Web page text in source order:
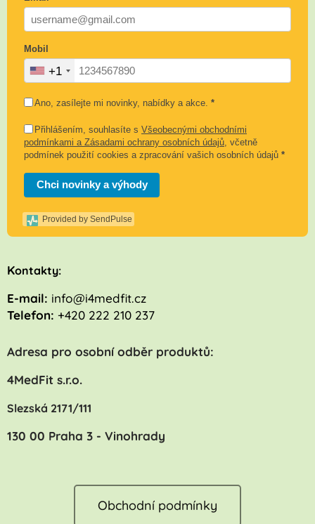
Mobil
+1
Ano, zasílejte mi novinky, nabídky a akce. *
Přihlášením, souhlasíte s Všeobecnými obchodními
podmínkami a Zásadami ochrany osobních údajů, včetně
podmínek použití cookies a zpracování vašich osobních údajů *
Chci novinky a výhody
Provided by SendPulse
Kontakty:
E-mail: info@i4medfit.cz
Telefon: +420 222 210 237
Adresa pro osobní odběr produktů:
4MedFit s.r.o.
Slezská 2171/111
130 00 Praha 3 - Vinohrady
Obchodní podmínky